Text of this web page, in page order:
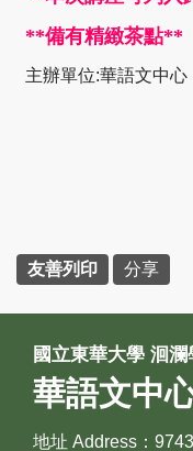
**備有精緻茶點**
主辦單位:華語文中心
友善列印 分享
國立東華大學 洄瀾
華語文中
地址 Address：